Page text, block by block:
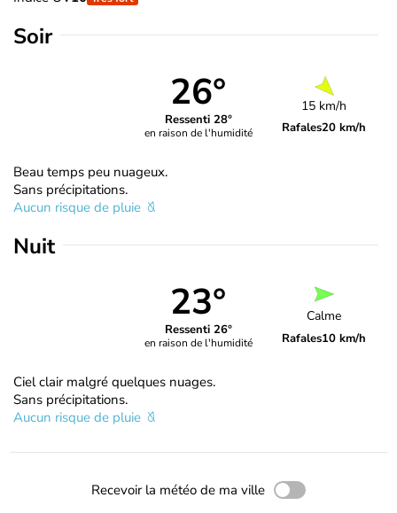
Soir
26°
Ressenti 28°
en raison de l'humidité
15 km/h
Rafales20 km/h
Beau temps peu nuageux.
Sans précipitations.
Aucun risque de pluie
Nuit
23°
Ressenti 26°
en raison de l'humidité
Calme
Rafales10 km/h
Ciel clair malgré quelques nuages.
Sans précipitations.
Aucun risque de pluie
Recevoir la météo de ma ville